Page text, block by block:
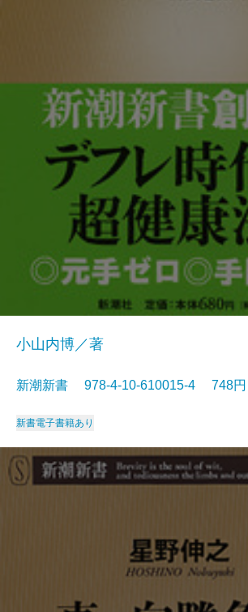
小山内博／著
新潮新書 978-4-10-610015-4 748
新書電子書籍あり